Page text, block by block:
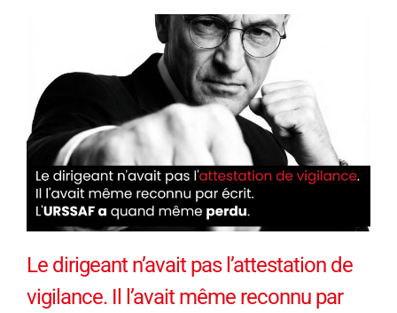
Le dirigeant n’avait pas l’attestation de
vigilance. Il l’avait même reconnu par